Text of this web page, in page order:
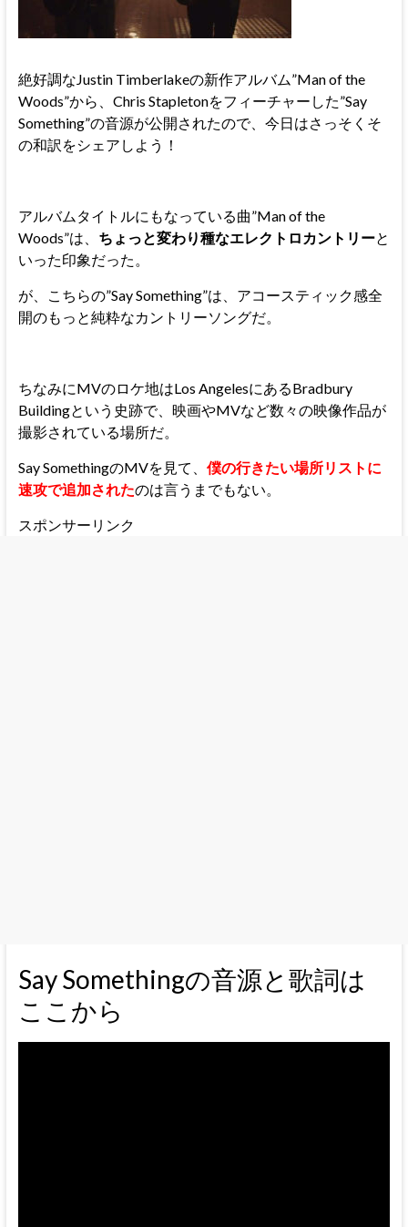
絶好調なJustin Timberlakeの新作アルバム”Man of the
Woods”から、Chris Stapletonをフィーチャーした”Say
Something”の音源が公開されたので、今日はさっそくそ
の和訳をシェアしよう！
アルバムタイトルにもなっている曲”Man of the
Woods”は、 ちょっと変わり種なエレクトロカントリーと
いった印象だった。
が、こちらの”Say Something”は、アコースティック感全
開のもっと純粋なカントリーソングだ。
ちなみにMVのロケ地はLos AngelesにあるBradbury
Buildingという史跡で、映画やMVなど数々の映像作品が
撮影されている場所だ。
Say SomethingのMVを見て、 僕の行きたい場所リストに
速攻で追加されたのは言うまでもない。
スポンサーリンク
Say Somethingの音源と歌詞は
ここから